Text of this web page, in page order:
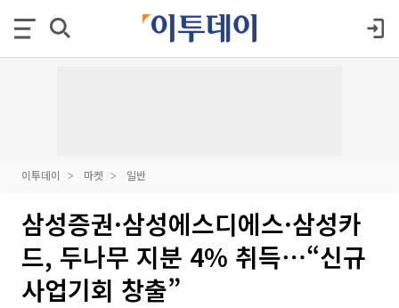
이투데이 마켓 일반
삼성증권·삼성에스디에스·삼성카
드, 두나무 지분 4% 취득⋯“신규
사업기회 창출”